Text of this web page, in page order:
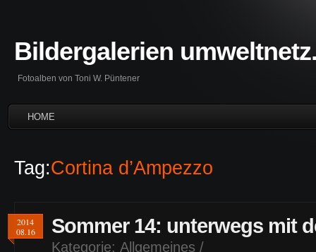
Bildergalerien
Fotoalben von Toni W. Püntener
HOME
Tag:Cortina d’Ampezzo
2014
08.16
Sommer 14: unterwegs mit
Kategorie: Allgemeines /